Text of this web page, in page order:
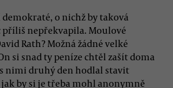
o nichž by taková
nepřekvapila. Moulové
Rath? Možná žádné velké
si snad ty peníze chtěl zašít doma
nimi druhý den hodlal stavit
jak by si je třeba mohl anonymně